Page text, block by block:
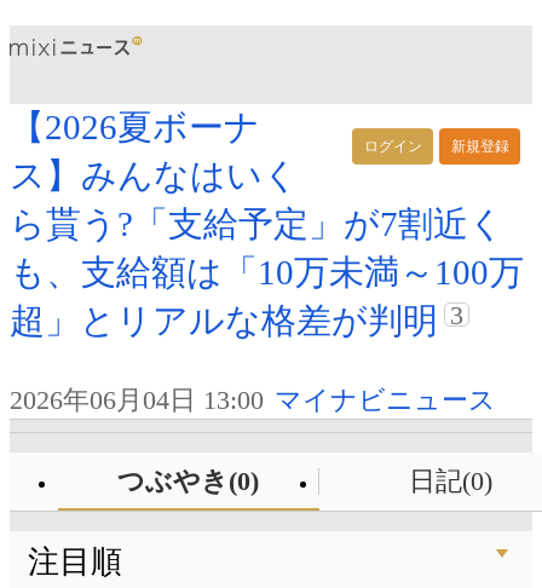
ログイン 新規登録
【2026夏ボーナ
ス】みんなはいく
ら貰う?「支給予定」が7割近く
も、支給額は「10万未満～100万
超」とリアルな格差が判明 3
2026年06月04日 13:00 マイナビニュース
つぶやき(0) 日記(0)
注目順